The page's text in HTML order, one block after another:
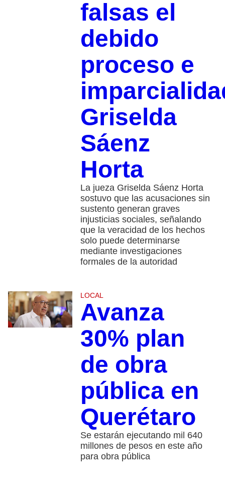
falsas el
debido
proceso e
Griselda
Sáenz
Horta
La jueza Griselda Sáenz Horta
sostuvo que las acusaciones sin
sustento generan graves
injusticias sociales, señalando
que la veracidad de los hechos
solo puede determinarse
mediante investigaciones
formales de la autoridad
LOCAL
Avanza
30% plan
de obra
pública en
Querétaro
Se estarán ejecutando mil 640
millones de pesos en este año
para obra pública